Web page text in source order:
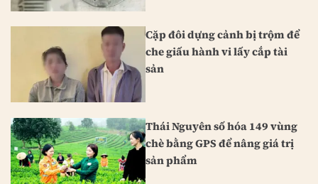
Cặp đôi dựng cảnh bị trộm để
che giấu hành vi lấy cắp tài
sản
Thái Nguyên số hóa 149 vùng
chè bằng GPS để nâng giá trị
sản phẩm